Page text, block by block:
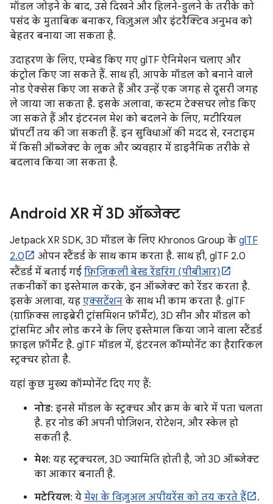
मॉडल जोड़ने के बाद, उसे दिखने और हिलने-डुलने के तरीके को
पसंद के मुताबिक बनाकर, विज़ुअल और इंटरैक्टिव अनुभव को
बेहतर बनाया जा सकता है.
उदाहरण के लिए, एम्बेड किए गए glTF ऐनिमेशन चलाए और
कंट्रोल किए जा सकते हैं. साथ ही, आपके मॉडल को बनाने वाले
नोड ऐक्सेस किए जा सकते हैं और उन्हें एक जगह से दूसरी जगह
ले जाया जा सकता है. इसके अलावा, कस्टम टेक्सचर लोड किए
जा सकते हैं और इंटरनल मेश को बदलने के लिए, मटीरियल
प्रॉपर्टी तय की जा सकती हैं. इन सुविधाओं की मदद से, रनटाइम
में किसी ऑब्जेक्ट के लुक और व्यवहार में डाइनैमिक तरीके से
बदलाव किया जा सकता है.
Android XR में 3D ऑब्जेक्ट
Jetpack XR SDK, 3D मॉडल के लिए Khronos Group के glTF
2.0
ओपन स्टैंडर्ड के साथ काम करता है. साथ ही, glTF 2.0
स्टैंडर्ड में बताई गई फ़िज़िकली बेस्ड रेंडरिंग (पीबीआर)
तकनीकों का इस्तेमाल करके, इन ऑब्जेक्ट को रेंडर करता है.
इसके अलावा, यह एक्सटेंशन के साथ भी काम करता है. glTF
(ग्राफ़िक्स लाइब्रेरी ट्रांसमिशन फ़ॉर्मैट), 3D सीन और मॉडल को
ट्रांसमिट और लोड करने के लिए इस्तेमाल किया जाने वाला स्टैंडर्ड
फ़ाइल फ़ॉर्मैट है. glTF मॉडल में, इंटरनल कॉम्पोनेंट का हैरारिकल
स्ट्रक्चर होता है.
यहां कुछ मुख्य कॉम्पोनेंट दिए गए हैं:
नोड: इनसे मॉडल के स्ट्रक्चर और क्रम के बारे में पता चलता
है. हर नोड की अपनी पोज़िशन, रोटेशन, और स्केल हो
सकती है.
मेश: यह स्ट्रक्चरल, 3D ज्यामिति होती है, जो 3D ऑब्जेक्ट
का आकार बनाती है.
मटेरियल: ये मेश के विज़ुअल अपीयरेंस को तय करते हैं
.